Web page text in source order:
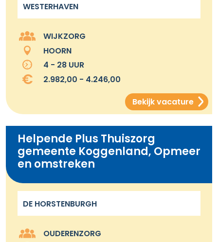
WESTERHAVEN
WIJKZORG
HOORN
4 - 28 UUR
2.982,00 - 4.246,00
Bekijk vacature
Helpende Plus Thuiszorg
gemeente Koggenland, Opmeer
en omstreken
DE HORSTENBURGH
OUDERENZORG